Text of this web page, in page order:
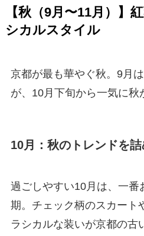
【秋（9月〜11月）】
シカルスタイル
京都が最も華やぐ秋。9月
が、10月下旬から一気に秋
10月：秋のトレンドを
過ごしやすい10月は、一番
期。チェック柄のスカート
ラシカルな装いが京都の古